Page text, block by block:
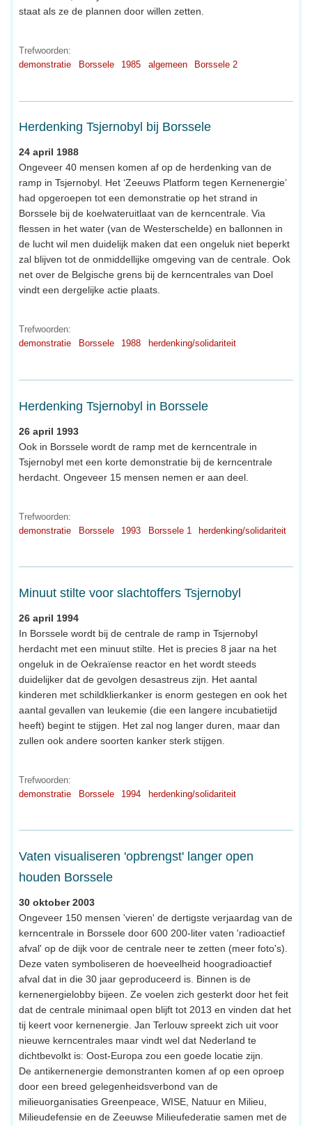
staat als ze de plannen door willen zetten.
Trefwoorden:
demonstratie
Borssele 1985 algemeen Borssele 2
Herdenking Tsjernobyl bij Borssele
24 april 1988
Ongeveer 40 mensen komen af op de herdenking van de
ramp in Tsjernobyl. Het ‘Zeeuws Platform tegen Kernenergie’
had opgeroepen tot een demonstratie op het strand in
Borssele bij de koelwateruitlaat van de kerncentrale. Via
flessen in het water (van de Westerschelde) en ballonnen in
de lucht wil men duidelijk maken dat een ongeluk niet beperkt
zal blijven tot de onmiddellijke omgeving van de centrale. Ook
net over de Belgische grens bij de kerncentrales van Doel
vindt een dergelijke actie plaats.
Trefwoorden:
demonstratie
Borssele 1988 herdenking/solidariteit
Herdenking Tsjernobyl in Borssele
26 april 1993
Ook in Borssele wordt de ramp met de kerncentrale in
Tsjernobyl met een korte demonstratie bij de kerncentrale
herdacht. Ongeveer 15 mensen nemen er aan deel.
Trefwoorden:
demonstratie
Borssele 1993 Borssele 1 herdenking/solidariteit
Minuut stilte voor slachtoffers Tsjernobyl
26 april 1994
In Borssele wordt bij de centrale de ramp in Tsjernobyl
herdacht met een minuut stilte. Het is precies 8 jaar na het
ongeluk in de Oekraïense reactor en het wordt steeds
duidelijker dat de gevolgen desastreus zijn. Het aantal
kinderen met schildklierkanker is enorm gestegen en ook het
aantal gevallen van leukemie (die een langere incubatietijd
heeft) begint te stijgen. Het zal nog langer duren, maar dan
zullen ook andere soorten kanker sterk stijgen.
Trefwoorden:
demonstratie
Borssele 1994 herdenking/solidariteit
Vaten visualiseren 'opbrengst' langer open
houden Borssele
30 oktober 2003
Ongeveer 150 mensen 'vieren' de dertigste verjaardag van de
kerncentrale in Borssele door 600 200-liter vaten 'radioactief
afval' op de dijk voor de centrale neer te zetten (meer foto's).
Deze vaten symboliseren de hoeveelheid hoogradioactief
afval dat in die 30 jaar geproduceerd is. Binnen is de
kernenergielobby bijeen. Ze voelen zich gesterkt door het feit
dat de centrale minimaal open blijft tot 2013 en vinden dat het
tij keert voor kernenergie. Jan Terlouw spreekt zich uit voor
nieuwe kerncentrales maar vindt wel dat Nederland te
dichtbevolkt is: Oost-Europa zou een goede locatie zijn.
De antikernenergie demonstranten komen af op een oproep
door een breed gelegenheidsverbond van de
milieuorganisaties Greenpeace, WISE, Natuur en Milieu,
Milieudefensie en de Zeeuwse Milieufederatie samen met de